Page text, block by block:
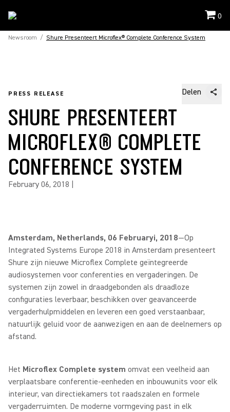
0
Newsroom / Shure Presenteert Microflex® Complete Conference System
PRESS RELEASE Delen
SHURE PRESENTEERT
MICROFLEX® COMPLETE
CONFERENCE SYSTEM
February 06, 2018
Amsterdam, Netherlands, 06 Februaryi, 2018—Op
Integrated Systems Europe 2018 in Amsterdam presenteert
Shure zijn nieuwe Microflex Complete geïntegreerde
audiosystemen voor conferenties en vergaderingen. De
systemen zijn zowel in draadgebonden als draadloze
configuraties leverbaar, beschikken over geavanceerde
vergaderhulpmiddelen en leveren een goed verstaanbaar,
natuurlijk geluid voor de aanwezigen en aan de deelnemers op
afstand.
Het Microflex Complete system omvat een veelheid aan
verplaatsbare conferentie-eenheden en inbouwunits voor elk
interieur, van directiekamers tot raadszalen en formele
vergaderruimten. De moderne vormgeving past in elk